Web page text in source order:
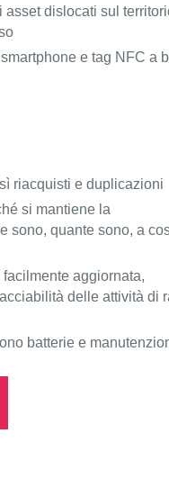
dislocati sul
e tag NFC a
riacquisti e duplicazioni​
si mantiene la
sono, quante sono, a
aggiornata,
delle attività di
batterie e